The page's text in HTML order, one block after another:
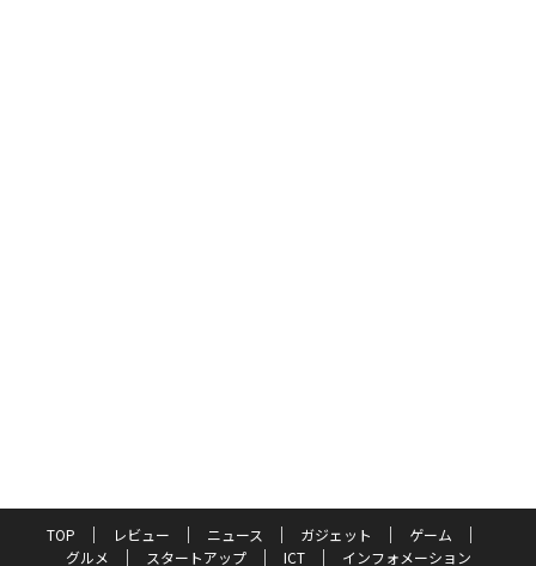
TOP レビュー ニュース ガジェット
ゲーム
グルメ
スタートアップ ICT インフォメーション